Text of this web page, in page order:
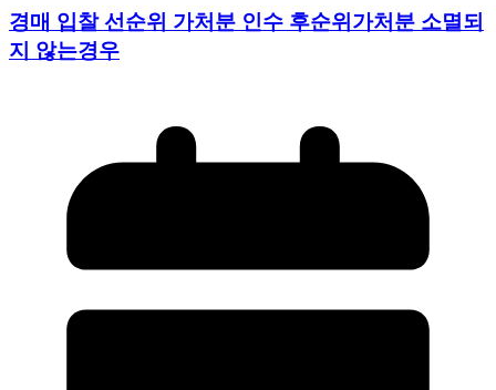
경매 입찰 선순위 가처분 인수 후순위가처분 소멸되
지 않는경우